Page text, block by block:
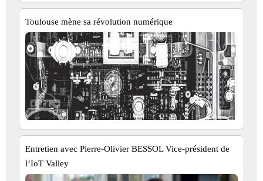
Toulouse mène sa révolution numérique
Entretien avec Pierre-Olivier BESSOL Vice-président de
l’IoT Valley